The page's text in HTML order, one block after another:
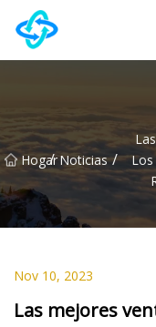
Hogar
/ Noticias /
Los
Nov 10, 2023
Las mejores